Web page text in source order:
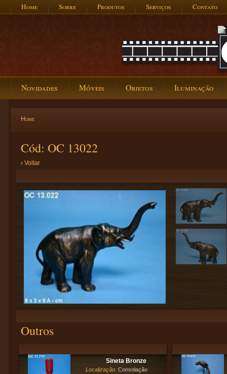
Home Sobre Produtos Serviços Contato
Novidades Móveis Objetos Iluminação
Home
Cód: OC 13022
‹ Voltar
Outros
Sineta Bronze
Localização: Consolação